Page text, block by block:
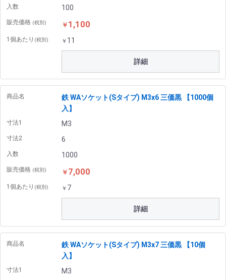
入数 100
販売価格 (税別) ￥ 1,100
1個あたり (税別) ￥ 11
詳細
商品名
鉄 WAソケット(Sタイプ) M3x6 三価黒 【1000個
入】
寸法1 M3
寸法2 6
入数 1000
販売価格 (税別) ￥ 7,000
1個あたり (税別) ￥ 7
詳細
商品名
鉄 WAソケット(Sタイプ) M3x7 三価黒 【10個
入】
寸法1 M3